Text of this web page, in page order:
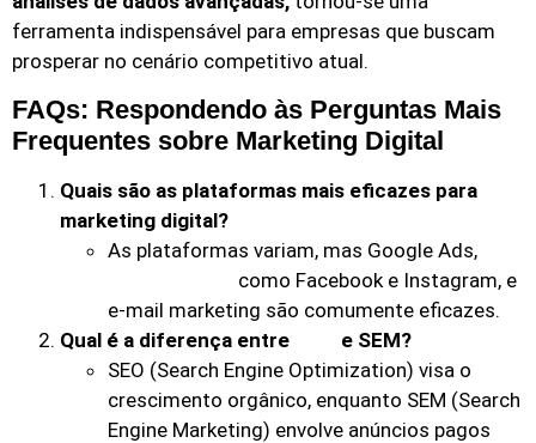
ferramenta indispensável para empresas que buscam
prosperar no cenário competitivo atual.
FAQs: Respondendo às Perguntas Mais
Frequentes sobre Marketing Digital
Quais são as plataformas mais eficazes para
marketing digital?
As plataformas variam, mas Google Ads,
como Facebook e Instagram, e
e-mail marketing são comumente eficazes.
Qual é a diferença entre
e SEM?
SEO (Search Engine Optimization) visa o
crescimento orgânico, enquanto SEM (Search
Engine Marketing) envolve anúncios pagos